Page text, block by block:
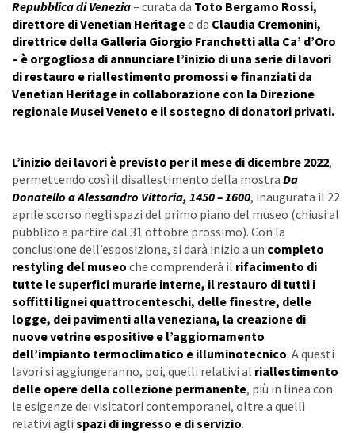
Repubblica di Venezia– curata da Toto Bergamo Rossi,
direttore di Venetian Heritagee da Claudia Cremonini,
direttrice della Galleria Giorgio Franchetti alla Ca’ d’Oro
– è orgogliosa di annunciare l’inizio di una serie di lavori
di restauro e riallestimento promossi e finanziati da
Venetian Heritage in collaborazione con la Direzione
regionale Musei Veneto e il sostegno di donatori privati.
L’inizio dei lavori è previsto per il mese di dicembre 2022,
permettendo così il disallestimento della mostra Da
Donatello a Alessandro Vittoria, 1450 – 1600, inaugurata il 22
aprile scorso negli spazi del primo piano del museo (chiusi al
pubblico a partire dal 31 ottobre prossimo). Con la
conclusione dell’esposizione, si darà inizio a un completo
restyling del museo che comprenderà il rifacimento di
tutte le superfici murarie interne, il restauro di tutti i
soffitti lignei quattrocenteschi, delle finestre, delle
logge, dei pavimenti alla veneziana, la creazione di
nuove vetrine espositive e l’aggiornamento
dell’impianto termoclimatico e illuminotecnico. A questi
lavori si aggiungeranno, poi, quelli relativi al riallestimento
delle opere della collezione permanente, più in linea con
le esigenze dei visitatori contemporanei, oltre a quelli
relativi agli spazi di ingresso e di servizio.